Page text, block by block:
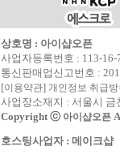
상호명 : 아이샵오픈
사업자등록번호 : 113-16-
통신판매업신고번호 :
[이용약관] 개인정보 취급방
사업장소재지 : 서울시 금
Copyright ⓒ 아이샵오픈
호스팅사업자 : 메이크샵